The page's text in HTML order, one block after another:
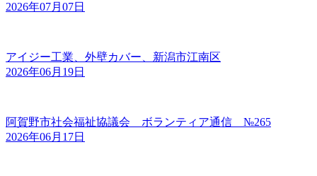
2026年07月07日
アイジー工業、外壁カバー、新潟市江南区
2026年06月19日
阿賀野市社会福祉協議会 ボランティア通信 №265
2026年06月17日